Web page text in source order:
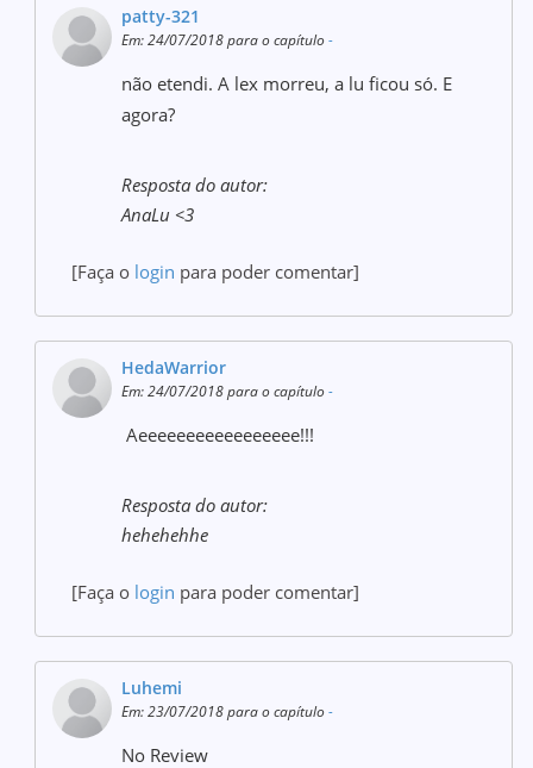
patty-321
Em: 24/07/2018 para o capítulo-
não etendi. A lex morreu, a lu ficou só. E
agora?
Resposta do autor:
AnaLu <3
[Faça o login para poder comentar]
HedaWarrior
Em: 24/07/2018 para o capítulo-
Aeeeeeeeeeeeeeeeee!!!
Resposta do autor:
hehehehhe
[Faça o login para poder comentar]
Luhemi
Em: 23/07/2018 para o capítulo-
No Review